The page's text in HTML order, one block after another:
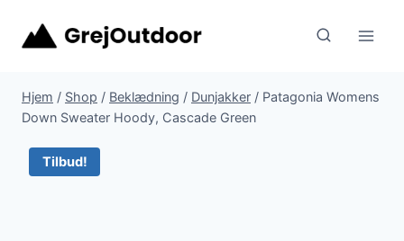
Hjem / Shop / Beklædning / Dunjakker / Patagonia Womens
Down Sweater Hoody, Cascade Green
Tilbud!